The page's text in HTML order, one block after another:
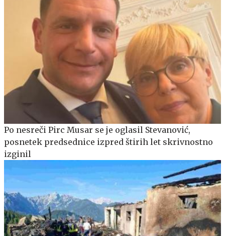
Po nesreči Pirc Musar se je oglasil Stevanović,
posnetek predsednice izpred štirih let skrivnostno
izginil